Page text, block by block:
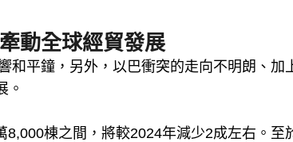
動全球經貿發展
和平鐘，另外，以巴衝突的走向不明朗、加
。
棟之間，將較2024年減少2成左右。至